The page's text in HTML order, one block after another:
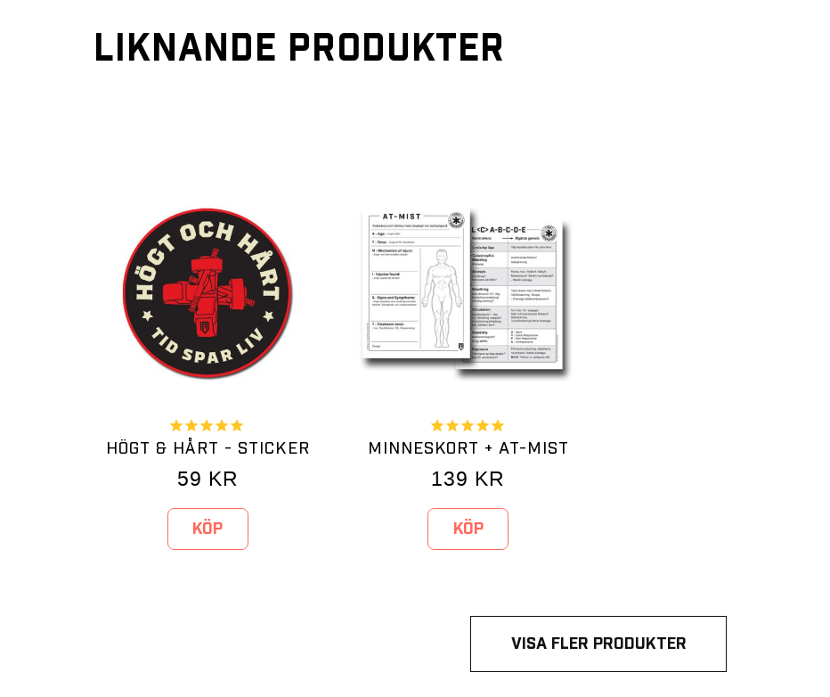
LIKNANDE PRODUKTER
HÖGT & HÅRT - STICKER
59 KR
KÖP
MINNESKORT + AT-MIST
139 KR
KÖP
VISA FLER PRODUKTER